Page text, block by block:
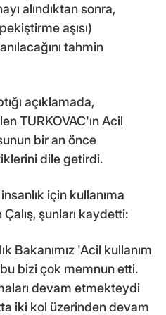
alındıktan sonra,
aşısı)
tahmin
açıklamada,
TURKOVAC'ın Acil
bir an önce
dile getirdi.
için kullanıma
şunları kaydetti:
Bakanımız 'Acil kullanım
bizi çok memnun etti.
devam etmekteydi
iki kol üzerinden devam